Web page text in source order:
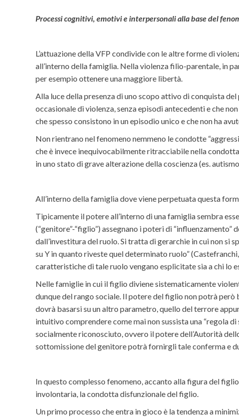
Processi cognitivi, emotivi e interpersonali alla base del
L’attuazione della VFP condivide con le altre forme di
all’interno della famiglia. Nella violenza filio-parentale, in
per esempio ottenere una maggiore libertà.
Alla luce della presenza di uno scopo attivo di conquista
occasionale di violenza, senza episodi antecedenti e che
che spesso consistono in un episodio unico e che non ha
Non rientrano nel fenomeno nemmeno le condotte
che è invece inequivocabilmente ritracciabile nella
in uno stato di grave alterazione della coscienza (es.
All’interno della famiglia dove viene perpetuata questa
Tipicamente il potere all’interno di una famiglia sembra
(“genitore”-“figlio”) assegnano i poteri di
dall’investitura del ruolo. Si tratta di gerarchie in cui non si
su Y in quanto riveste quel determinato ruolo”
caratteristiche di tale ruolo vengano esplicitate sia a chi lo
Nelle famiglie in cui il figlio diviene sistematicamente
dunque del rango sociale. Il potere del figlio non potrà
dovrà basarsi su un altro parametro, quello del terrore
intuitivo comprendere come mai non sussista una “regola
socialmente riconosciuto, ovvero il potere dell’Autorità
sottomissione del genitore potrà fornirgli tale conferma e
In questo complesso fenomeno, accanto alla figura del
involontaria, la condotta disfunzionale del figlio.
Un primo processo che entra in gioco è la tendenza a